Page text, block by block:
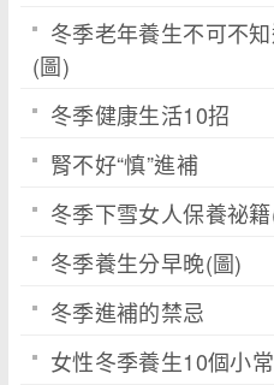
冬季老年養生不可不
(圖)
冬季健康生活10招
腎不好“慎”進補
冬季下雪女人保養祕
冬季養生分早晚(圖)
冬季進補的禁忌
女性冬季養生10個小